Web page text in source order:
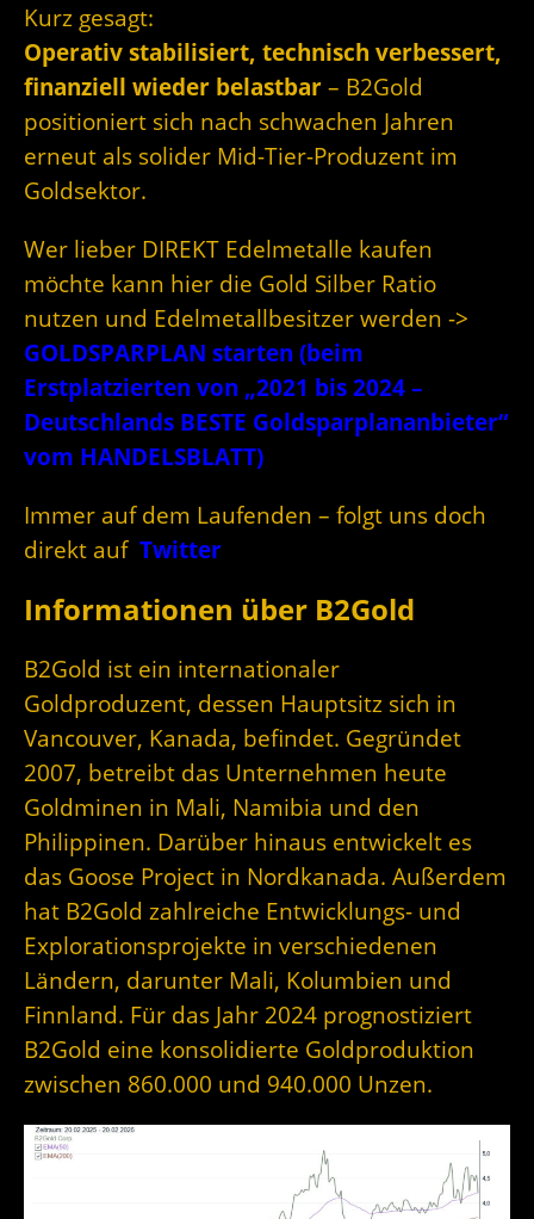
Kurz gesagt:
Operativ stabilisiert, technisch verbessert,
finanziell wieder belastbar – B2Gold
positioniert sich nach schwachen Jahren
erneut als solider Mid-Tier-Produzent im
Goldsektor.
Wer lieber DIREKT Edelmetalle kaufen
möchte kann hier die Gold Silber Ratio
nutzen und Edelmetallbesitzer werden ->
GOLDSPARPLAN starten (beim
Erstplatzierten von „2021 bis 2024 –
Deutschlands BESTE Goldsparplananbieter“
vom HANDELSBLATT)
Immer auf dem Laufenden – folgt uns doch
direkt auf Twitter
Informationen über B2Gold
B2Gold ist ein internationaler
Goldproduzent, dessen Hauptsitz sich in
Vancouver, Kanada, befindet. Gegründet
2007, betreibt das Unternehmen heute
Goldminen in Mali, Namibia und den
Philippinen. Darüber hinaus entwickelt es
das Goose Project in Nordkanada. Außerdem
hat B2Gold zahlreiche Entwicklungs- und
Explorationsprojekte in verschiedenen
Ländern, darunter Mali, Kolumbien und
Finnland. Für das Jahr 2024 prognostiziert
B2Gold eine konsolidierte Goldproduktion
zwischen 860.000 und 940.000 Unzen.